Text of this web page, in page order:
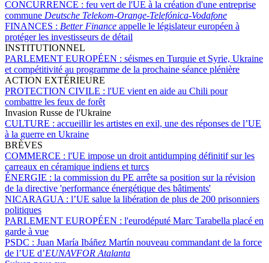
CONCURRENCE : feu vert de l'UE à la création d'une entreprise
commune Deutsche Telekom-Orange-Telefónica-Vodafone
FINANCES : Better Finance appelle le législateur européen à
protéger les investisseurs de détail
INSTITUTIONNEL
PARLEMENT EUROPÉEN : séismes en Turquie et Syrie, Ukraine
et compétitivité au programme de la prochaine séance plénière
ACTION EXTÉRIEURE
PROTECTION CIVILE : l'UE vient en aide au Chili pour
combattre les feux de forêt
Invasion Russe de l'Ukraine
CULTURE : accueillir les artistes en exil, une des réponses de l’UE
à la guerre en Ukraine
BRÈVES
COMMERCE : l'UE impose un droit antidumping définitif sur les
carreaux en céramique indiens et turcs
ÉNERGIE : la commission du PE arrête sa position sur la révision
de la directive 'performance énergétique des bâtiments'
NICARAGUA : l’UE salue la libération de plus de 200 prisonniers
politiques
PARLEMENT EUROPÉEN : l'eurodéputé Marc Tarabella placé en
garde à vue
PSDC : Juan María Ibáñez Martín nouveau commandant de la force
de l’UE d’EUNAVFOR Atalanta